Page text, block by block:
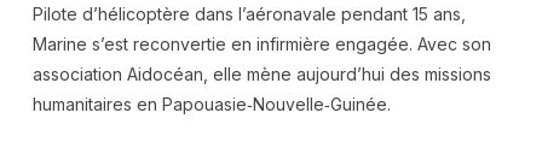
Pilote d’hélicoptère dans l’aéronavale pendant 15 ans,
Marine s’est reconvertie en infirmière engagée. Avec son
association Aidocéan, elle mène aujourd’hui des missions
humanitaires en Papouasie‑Nouvelle‑Guinée.